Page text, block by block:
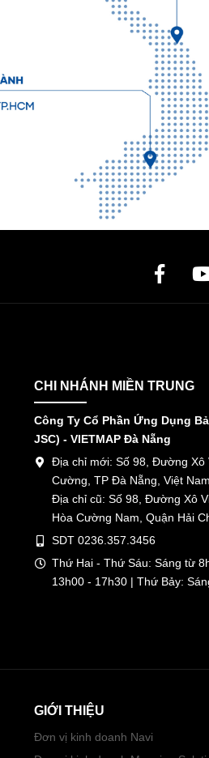
CHI NHÁNH MIỀN TRUNG
Công Ty Cổ Phần Ứng Dụng
JSC) - VIETMAP Đà Nẵng
Địa chỉ mới: Số 98, Đường Xô
Cường, TP Đà Nẵng, Việt Nam
Địa chỉ cũ: Số 98, Đường Xô
Hòa Cường Nam, Quận Hải
SDT 0236.357.3456
Thứ Hai - Thứ Sáu: Sáng từ
13h00 - 17h30 | Thứ Bảy:
GIỚI THIỆU
Đơn vị kinh doanh Navi